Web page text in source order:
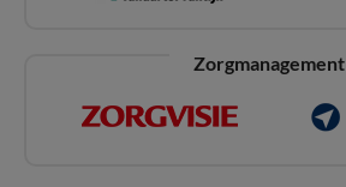
Zorgmanagement